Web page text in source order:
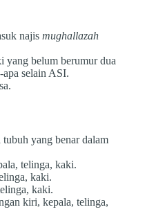
najis mughallazah
belum berumur dua
selain ASI.
yang benar dalam
telinga, kaki.
kaki.
kaki.
kiri, kepala, telinga,